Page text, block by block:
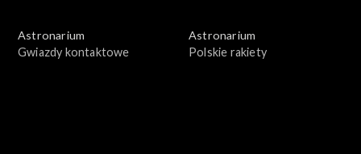
Astronarium
Gwiazdy kontaktowe
Astronarium
Polskie rakiety